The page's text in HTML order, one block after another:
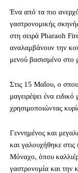
Ένα από τα πιο
γαστρονομικής
στη σειρά Pharaoh
αναλαμβάνουν την
μενού βασισμένο στο
Στις 15 Μαΐου, ο
μαγειρέψει ένα
χρησιμοποιώντας
Γεννημένος και
και γαλουχήθηκε
Μόναχο, όπου
γαστρονομία και την